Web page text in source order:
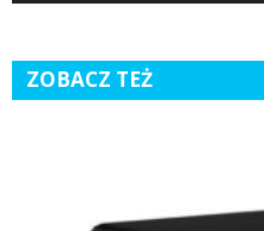
ZOBACZ TEŻ